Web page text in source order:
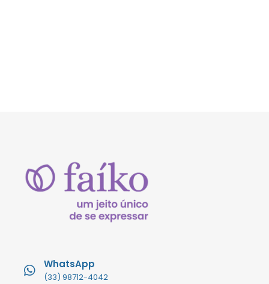
WhatsApp
(33) 98712-4042